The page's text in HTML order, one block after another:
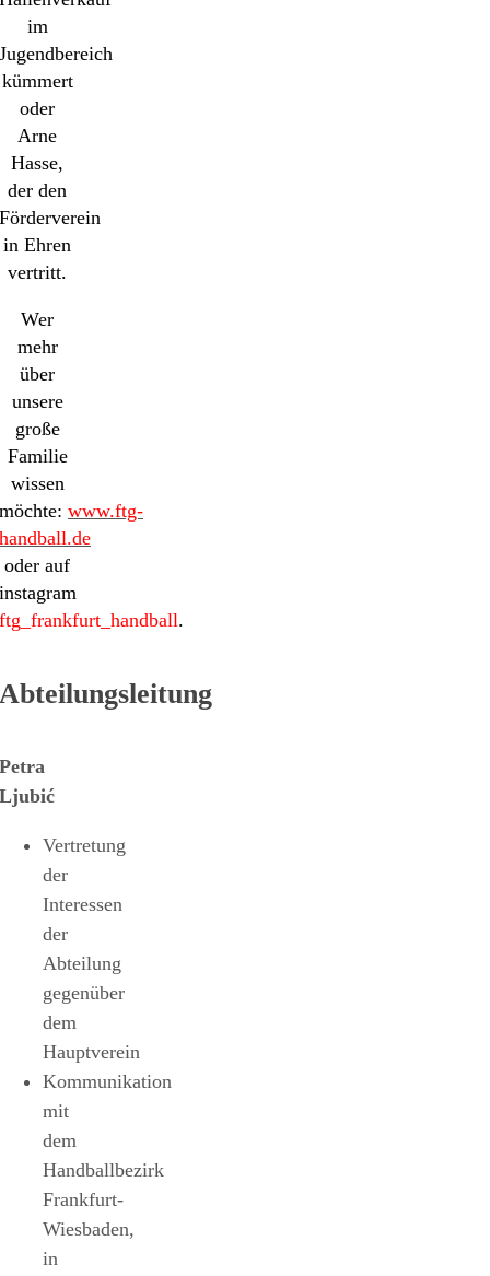
im
Jugendbereich
kümmert
oder
Arne
Hasse,
der den
Förderverein
in Ehren
vertritt.
Wer
mehr
über
unsere
große
Familie
wissen
möchte: www.ftg-
handball.de
oder auf
instagram
ftg_frankfurt_handball.
Abteilungsleitung
Petra
Ljubić
Vertretung
der
Interessen
der
Abteilung
gegenüber
dem
Hauptverein
Kommunikation
mit
dem
Handballbezirk
Frankfurt-
Wiesbaden,
in